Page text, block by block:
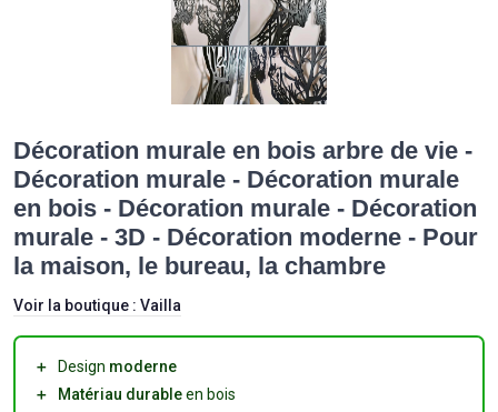
Décoration murale en bois arbre de vie -
Décoration murale - Décoration murale
en bois - Décoration murale - Décoration
murale - 3D - Décoration moderne - Pour
la maison, le bureau, la chambre
Voir la boutique : Vailla
＋ Design moderne
＋
Matériau durableen bois